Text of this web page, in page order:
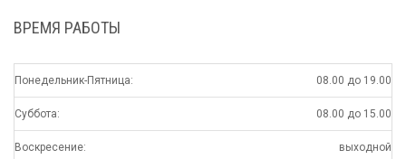
ВРЕМЯ РАБОТЫ
Понедельник-Пятница: 08.00 до 19.00
Суббота: 08.00 до 15.00
Воскресение: выходной